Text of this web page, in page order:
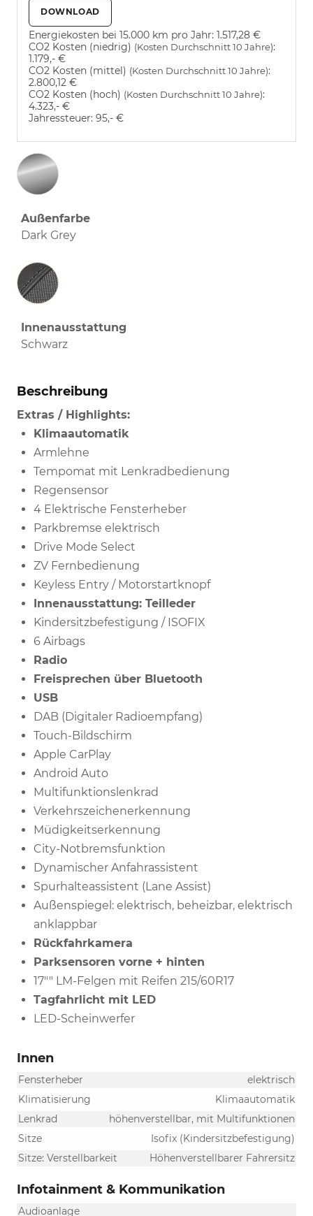
DOWNLOAD
Energiekosten bei 15.000 km pro Jahr: 1.517,28 €
CO2 Kosten (niedrig) (Kosten Durchschnitt 10 Jahre):
1.179,- €
CO2 Kosten (mittel) (Kosten Durchschnitt 10 Jahre):
2.800,12 €
CO2 Kosten (hoch) (Kosten Durchschnitt 10 Jahre):
4.323,- €
Jahressteuer: 95,- €
Außenfarbe
Dark Grey
Innenausstattung
Innenausstattung
Schwarz
Beschreibung
Extras / Highlights:
Klimaautomatik
Armlehne
Tempomat mit Lenkradbedienung
Regensensor
4 Elektrische Fensterheber
Parkbremse elektrisch
Drive Mode Select
ZV Fernbedienung
Keyless Entry / Motorstartknopf
Innenausstattung: Teilleder
Kindersitzbefestigung / ISOFIX
6 Airbags
Radio
Freisprechen über Bluetooth
USB
DAB (Digitaler Radioempfang)
Touch-Bildschirm
Apple CarPlay
Android Auto
Multifunktionslenkrad
Verkehrszeichenerkennung
Müdigkeitserkennung
City-Notbremsfunktion
Dynamischer Anfahrassistent
Spurhalteassistent (Lane Assist)
Außenspiegel: elektrisch, beheizbar, elektrisch
anklappbar
Rückfahrkamera
Parksensoren vorne + hinten
17"" LM-Felgen mit Reifen 215/60R17
Tagfahrlicht mit LED
LED-Scheinwerfer
Innen
Fensterheber
elektrisch
Klimatisierung
Klimaautomatik
Lenkrad
höhenverstellbar, mit Multifunktionen
Sitze
Isofix (Kindersitzbefestigung)
Sitze: Verstellbarkeit
Höhenverstellbarer Fahrersitz
Infotainment & Kommunikation
Audioanlage